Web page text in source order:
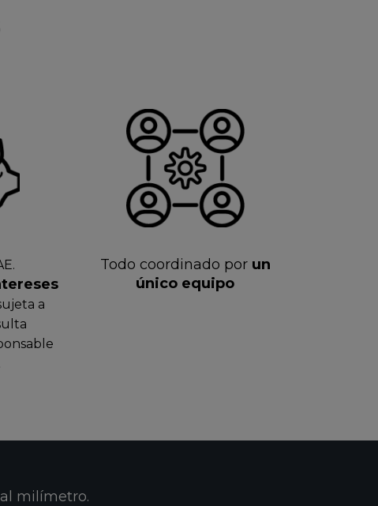
a
Todo coordinado por un
único equipo
milímetro.